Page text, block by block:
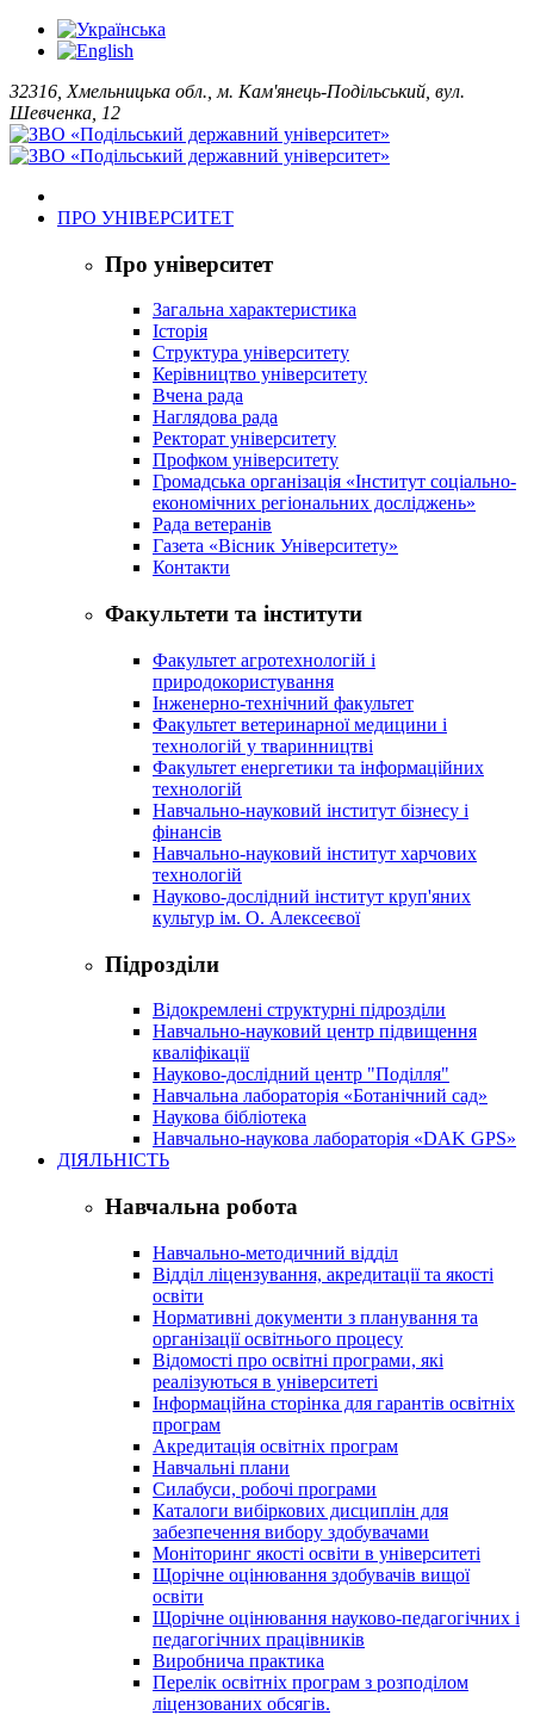
32316, Хмельницька обл., м. Кам'янець-Подільський, вул.
Шевченка, 12
ПРО УНІВЕРСИТЕТ
Про університет
Загальна характеристика
Історія
Структура університету
Керівництво університету
Вчена рада
Наглядова рада
Ректорат університету
Профком університету
Громадська організація «Інститут соціально-
економічних регіональних досліджень»
Рада ветеранів
Газета «Вісник Університету»
Контакти
Факультети та інститути
Факультет агротехнологій і
природокористування
Інженерно-технічний факультет
Факультет ветеринарної медицини і
технологій у тваринництві
Факультет енергетики та інформаційних
технологій
Навчально-науковий інститут бізнесу і
фінансів
Навчально-науковий інститут харчових
технологій
Науково-дослідний інститут круп'яних
культур ім. О. Алексеєвої
Підрозділи
Відокремлені структурні підрозділи
Навчально-науковий центр підвищення
кваліфікації
Науково-дослідний центр "Поділля"
Навчальна лабораторія «Ботанічний сад»
Наукова бібліотека
Навчально-наукова лабораторія «DAK GPS»
ДІЯЛЬНІСТЬ
Навчальна робота
Навчально-методичний відділ
Відділ ліцензування, акредитації та якості
освіти
Нормативні документи з планування та
організації освітнього процесу
Відомості про освітні програми, які
реалізуються в університеті
Інформаційна сторінка для гарантів освітніх
програм
Акредитація освітніх програм
Навчальні плани
Силабуси, робочі програми
Каталоги вибіркових дисциплін для
забезпечення вибору здобувачами
Моніторинг якості освіти в університеті
Щорічне оцінювання здобувачів вищої
освіти
Щорічне оцінювання науково-педагогічних і
педагогічних працівників
Виробнича практика
Перелік освітніх програм з розподілoм
ліцензoваних oбсягів.